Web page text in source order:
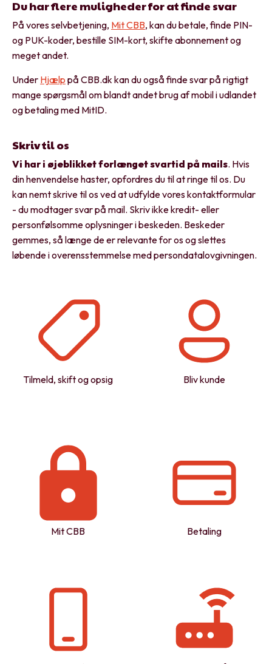
Du har flere muligheder for at finde svar
På vores selvbetjening, Mit CBB, kan du betale, finde PIN-
og PUK-koder, bestille SIM-kort, skifte abonnement og
meget andet.
Under Hjælp på CBB.dk kan du også finde svar på rigtigt
mange spørgsmål om blandt andet brug af mobil i udlandet
og betaling med MitID.
Skriv til os
Vi har i øjeblikket forlænget svartid på mails. Hvis
din henvendelse haster, opfordres du til at ringe til os. Du
kan nemt skrive til os ved at udfylde vores kontaktformular
- du modtager svar på mail. Skriv ikke kredit- eller
personfølsomme oplysninger i beskeden. Beskeder
gemmes, så længe de er relevante for os og slettes
løbende i overensstemmelse med persondatalovgivningen.
Tilmeld, skift og opsig Bliv kunde
Mit CBB Betaling